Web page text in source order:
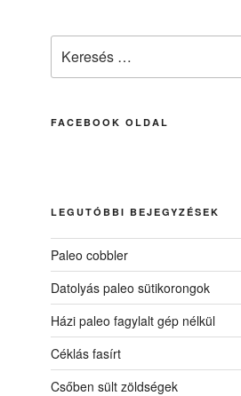
következő
FACEBOOK OLDAL
LEGUTÓBBI BEJEGYZÉSEK
Paleo cobbler
Datolyás paleo sütikorongok
Házi paleo fagylalt gép nélkül
Céklás fasírt
Csőben sült zöldségek